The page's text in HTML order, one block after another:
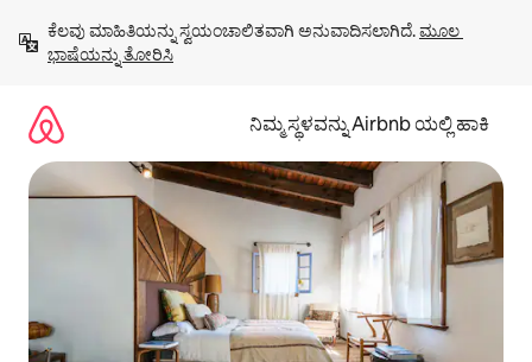
ಹೋಗಿ
ಕೆಲವು ಮಾಹಿತಿಯನ್ನು ಸ್ವಯಂಚಾಲಿತವಾಗಿ ಅನುವಾದಿಸಲಾಗಿದೆ. ಮೂಲ
ಭಾಷೆಯನ್ನು ತೋರಿಸಿ
ನಿಮ್ಮ ಸ್ಥಳವನ್ನು Airbnb ಯಲ್ಲಿ ಹಾಕಿ